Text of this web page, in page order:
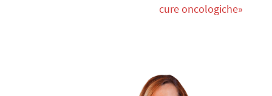
cure oncologiche»